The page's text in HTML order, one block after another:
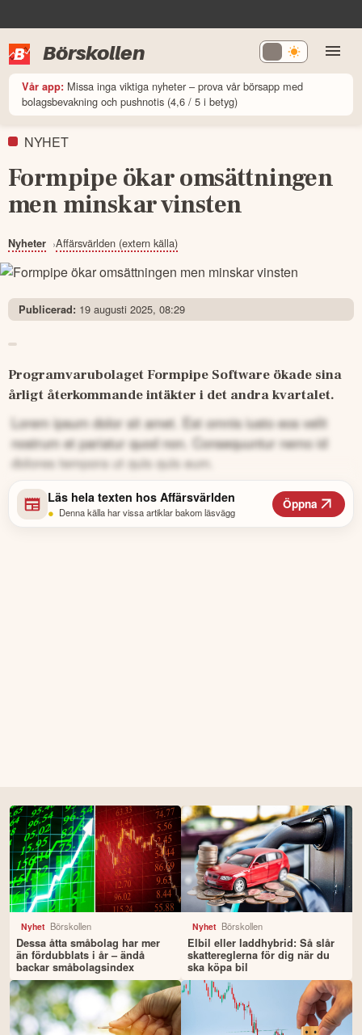
Börskollen
Vår app: Missa inga viktiga nyheter – prova vår börsapp med
bolagsbevakning och pushnotis (4,6 / 5 i betyg)
NYHET
Formpipe ökar omsättningen
men minskar vinsten
Nyheter Affärsvärlden (extern källa)
Publicerad: 19 augusti 2025, 08:29
Programvarubolaget Formpipe Software ökade sina
årligt återkommande intäkter i det andra kvartalet.
Lorem ipsum dolor sit amet. Est omnis iusto eos velit
nostrum et pariatur quod non. Consequuntur nemo id
dolores tempora ut quis quis eum.
Läs hela texten hos Affärsvärlden
• Denna källa har vissa artiklar bakom läsvägg
Öppna
Nyhet Börskollen
Dessa åtta småbolag har mer
än fördubblats i år – ändå
backar småbolagsindex
Nyhet Börskollen
Elbil eller laddhybrid: Så slår
skattereglerna för dig när du
ska köpa bil